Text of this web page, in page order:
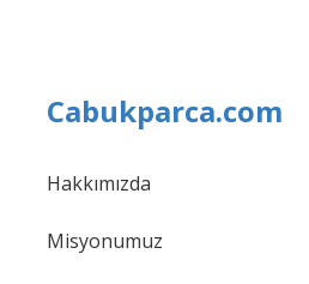
Cabukparca.com
Hakkımızda
Misyonumuz